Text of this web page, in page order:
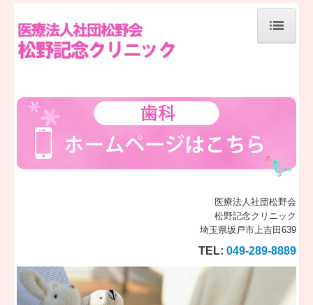
ホーム
診療案内
施設、設備など
Q&A
医療法人社団松野会
松野記念クリニック
埼玉県坂戸市上吉田639
TEL: 049-289-8889